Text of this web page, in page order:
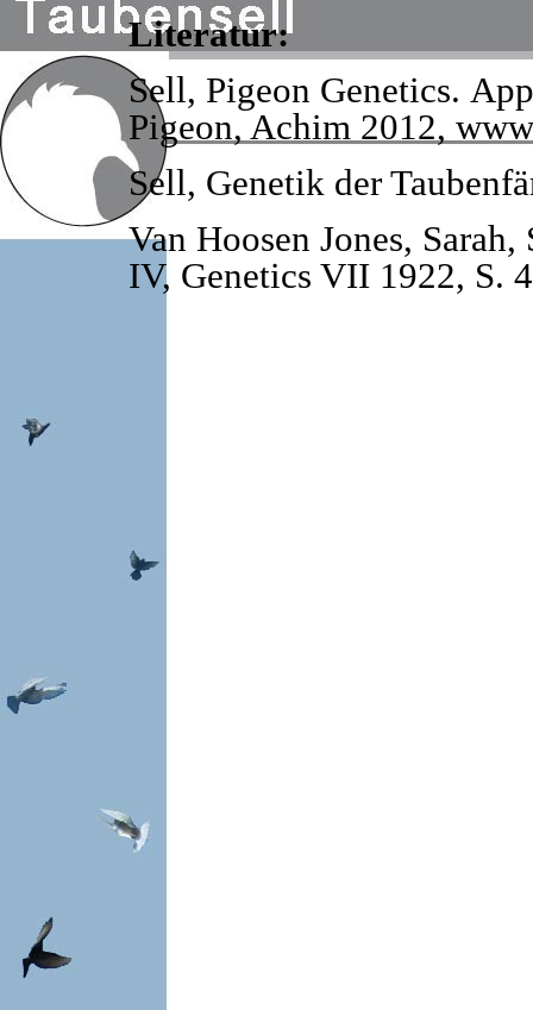
Literatur:
Sell, Pigeon Genetics.
Pigeon, Achim 2012,
Sell, Genetik der
Van Hoosen Jones,
IV, Genetics VII 1922, S.